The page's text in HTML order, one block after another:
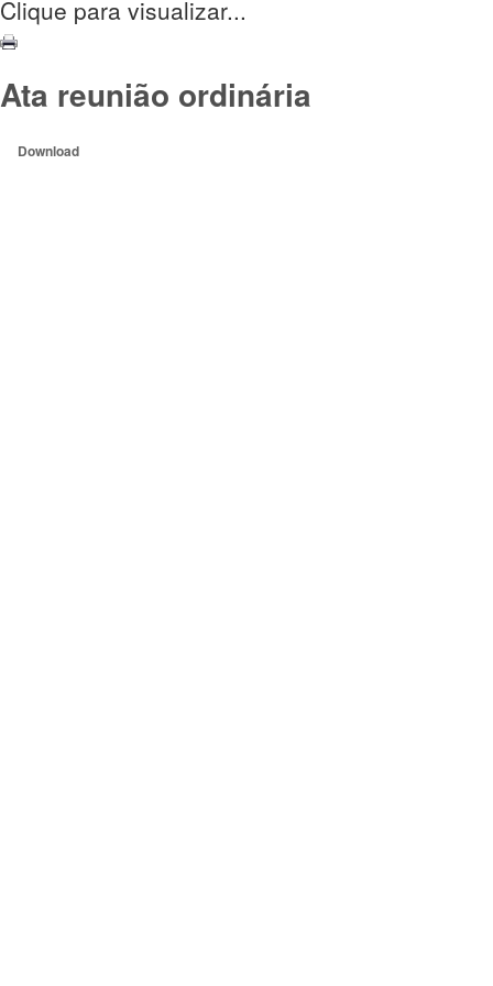
Clique para visualizar...
Ata reunião ordinária
Download